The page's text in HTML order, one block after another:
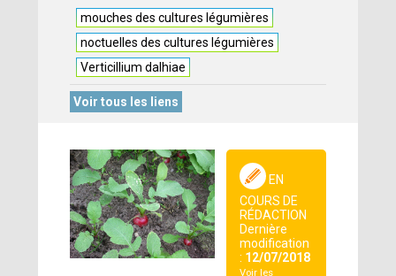
mouches des cultures légumières
noctuelles des cultures légumières
Verticillium dalhiae
Voir tous les liens
EN
COURS DE
RÉDACTION
Dernière
modification
: 12/07/2018
Voir les